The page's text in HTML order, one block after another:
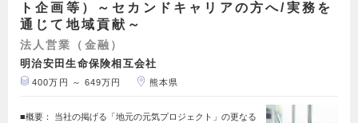
ト企画等）～セカンドキャリアの方へ/実務を
通じて地域貢献～
法人営業（金融）
明治安田生命保険相互会社
400万円 ～ 649万円 熊本県
■概要： 当社の掲げる「地元の元気プロジェクト」の更なる